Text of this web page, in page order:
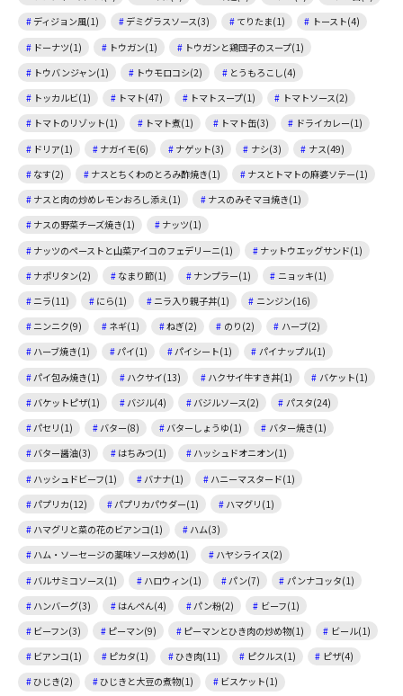
ディジョン風(1)
デミグラスソース(3) てりたま(1)
トースト(4)
ドーナツ(1)
トウガン(1)
トウガンと鶏団子のスープ(1)
トウバンジャン(1)
トウモロコシ(2)
とうもろこし(4)
トッカルビ(1)
トマト(47) トマトスープ(1)
トマトソース(2)
トマトのリゾット(1)
トマト煮(1) トマト缶(3)
ドライカレー(1)
ドリア(1)
ナガイモ(6) ナゲット(3) ナシ(3)
ナス(49)
なす(2)
ナスとちくわのとろみ酢焼き(1)
ナスとトマトの麻婆ソテー(1)
ナスと肉の炒めレモンおろし添え(1)
ナスのみそマヨ焼き(1)
ナスの野菜チーズ焼き(1)
ナッツ(1)
ナッツのペーストと山菜アイコのフェデリーニ(1)
ナットウエッグサンド(1)
ナポリタン(2)
なまり節(1) ナンプラー(1)
ニョッキ(1)
ニラ(11)
にら(1) ニラ入り親子丼(1)
ニンジン(16)
ニンニク(9)
ネギ(1) ねぎ(2) のり(2)
ハーブ(2)
ハーブ焼き(1)
パイ(1) パイシート(1)
パイナップル(1)
パイ包み焼き(1)
ハクサイ(13) ハクサイ牛すき丼(1)
バケット(1)
バケットピザ(1)
バジル(4) バジルソース(2)
パスタ(24)
パセリ(1)
バター(8) バターしょうゆ(1)
バター焼き(1)
バター醤油(3)
はちみつ(1)
ハッシュドオニオン(1)
ハッシュドビーフ(1)
バナナ(1)
ハニーマスタード(1)
パプリカ(12)
パプリカパウダー(1)
ハマグリ(1)
ハマグリと菜の花のビアンコ(1)
ハム(3)
ハム・ソーセージの薬味ソース炒め(1)
ハヤシライス(2)
バルサミコソース(1)
ハロウィン(1) パン(7)
パンナコッタ(1)
ハンバーグ(3)
はんぺん(4) パン粉(2)
ビーフ(1)
ビーフン(3)
ピーマン(9) ピーマンとひき肉の炒め物(1)
ビール(1)
ビアンコ(1)
ピカタ(1) ひき肉(11) ピクルス(1)
ピザ(4)
ひじき(2)
ひじきと大豆の煮物(1)
ビスケット(1)